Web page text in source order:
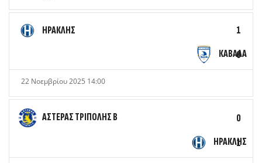
ΗΡΑΚΛΗΣ
1
ΚΑΒΑΛΑ
0
22 Νοεμβρίου 2025 14:00
ΑΣΤΕΡΑΣ ΤΡΙΠΟΛΗΣ Β
0
ΗΡΑΚΛΗΣ
1